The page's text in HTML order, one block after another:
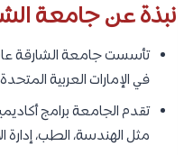
نبذة عن جامعة
في الإمارات العربية
تقدم الجامعة برامج
مثل الهندسة، الطب، إدارة